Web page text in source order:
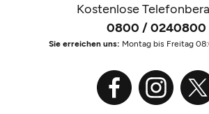
Kostenlose
0800 / 0240800
Sie erreichen uns: Montag bis Freitag